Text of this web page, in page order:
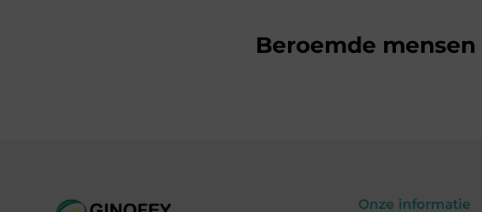
Beroemde mensen
Onze informatie